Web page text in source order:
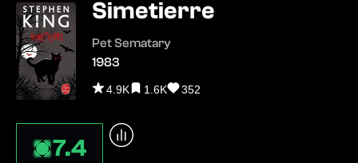
Simetierre
Pet Sematary
1983
4.9K 1.6K 352
7.4